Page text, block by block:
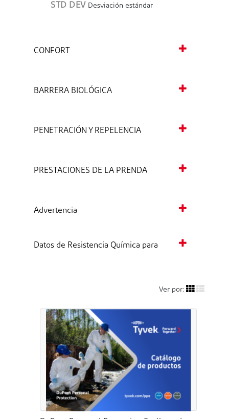
STD DEV Desviación estándar
CONFORT
BARRERA BIOLÓGICA
PENETRACIÓN Y REPELENCIA
PRESTACIONES DE LA PRENDA
Advertencia
Datos de Resistencia Química para
Ver por: